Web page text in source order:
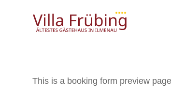
This is a booking form preview